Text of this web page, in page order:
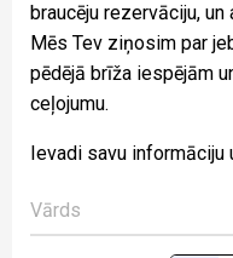
braucēju rezervāciju,
Mēs Tev ziņosim par
pēdējā brīža iespējām
ceļojumu.
Ievadi savu informāciju